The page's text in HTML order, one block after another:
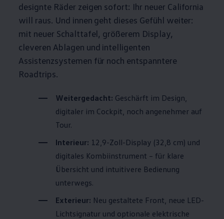
designte Räder zeigen sofort: Ihr neuer California
will raus. Und innen geht dieses Gefühl weiter:
mit neuer Schalttafel, größerem Display,
cleveren Ablagen und intelligenten
Assistenzsystemen für noch entspanntere
Roadtrips.
Weitergedacht: Geschärft im Design,
digitaler im Cockpit, noch angenehmer auf
Tour.
Interieur: 12,9-Zoll-Display (32,8 cm) und
digitales Kombiinstrument – für klare
Übersicht und intuitivere Bedienung
unterwegs.
Exterieur: Neu gestaltete Front, neue LED-
Lichtsignatur und optionale elektrische